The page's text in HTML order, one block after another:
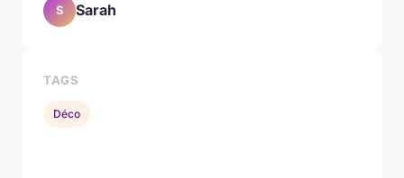
S Sarah
TAGS
Déco